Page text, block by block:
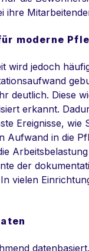
ihre
moderne
wird jedoch
deutlich. Diese
erkannt.
Ereignisse, wie
Aufwand in die
der
vielen